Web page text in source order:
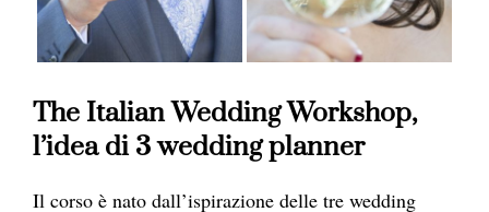
The Italian Wedding Workshop,
l’idea di 3 wedding planner
Il corso è nato dall’ispirazione delle tre wedding